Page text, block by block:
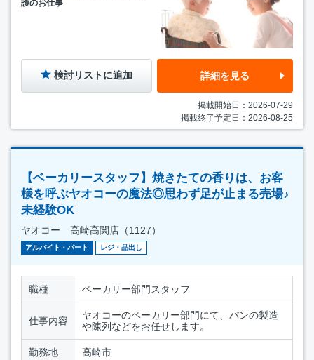
護のお仕事
検討リストに追加 詳細を見る
掲載開始日：2026-07-29
掲載終了予定日：2026-08-25
【ベーカリースタッフ】焼きたての香りは、お客
様を呼ぶヤオコーの魔法◎思わず足が止まる売場♪
未経験OK
ヤオコー 高崎高関店（1127）
アルバイト・パート レジ・品出し
職種 ベーカリー部門スタッフ
仕事内容
ヤオコーのベーカリー部門にて、パンの製造
や陳列などをお任せします。
勤務地 高崎市